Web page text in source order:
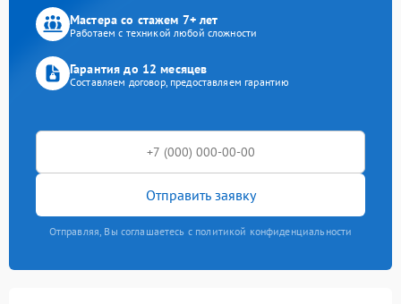
Мастера со стажем 7+ лет
Работаем с техникой любой сложности
Гарантия до 12 месяцев
Составляем договор, предоставляем гарантию
Отправить заявку
Отправляя, Вы соглашаетесь с политикой конфиденциальности